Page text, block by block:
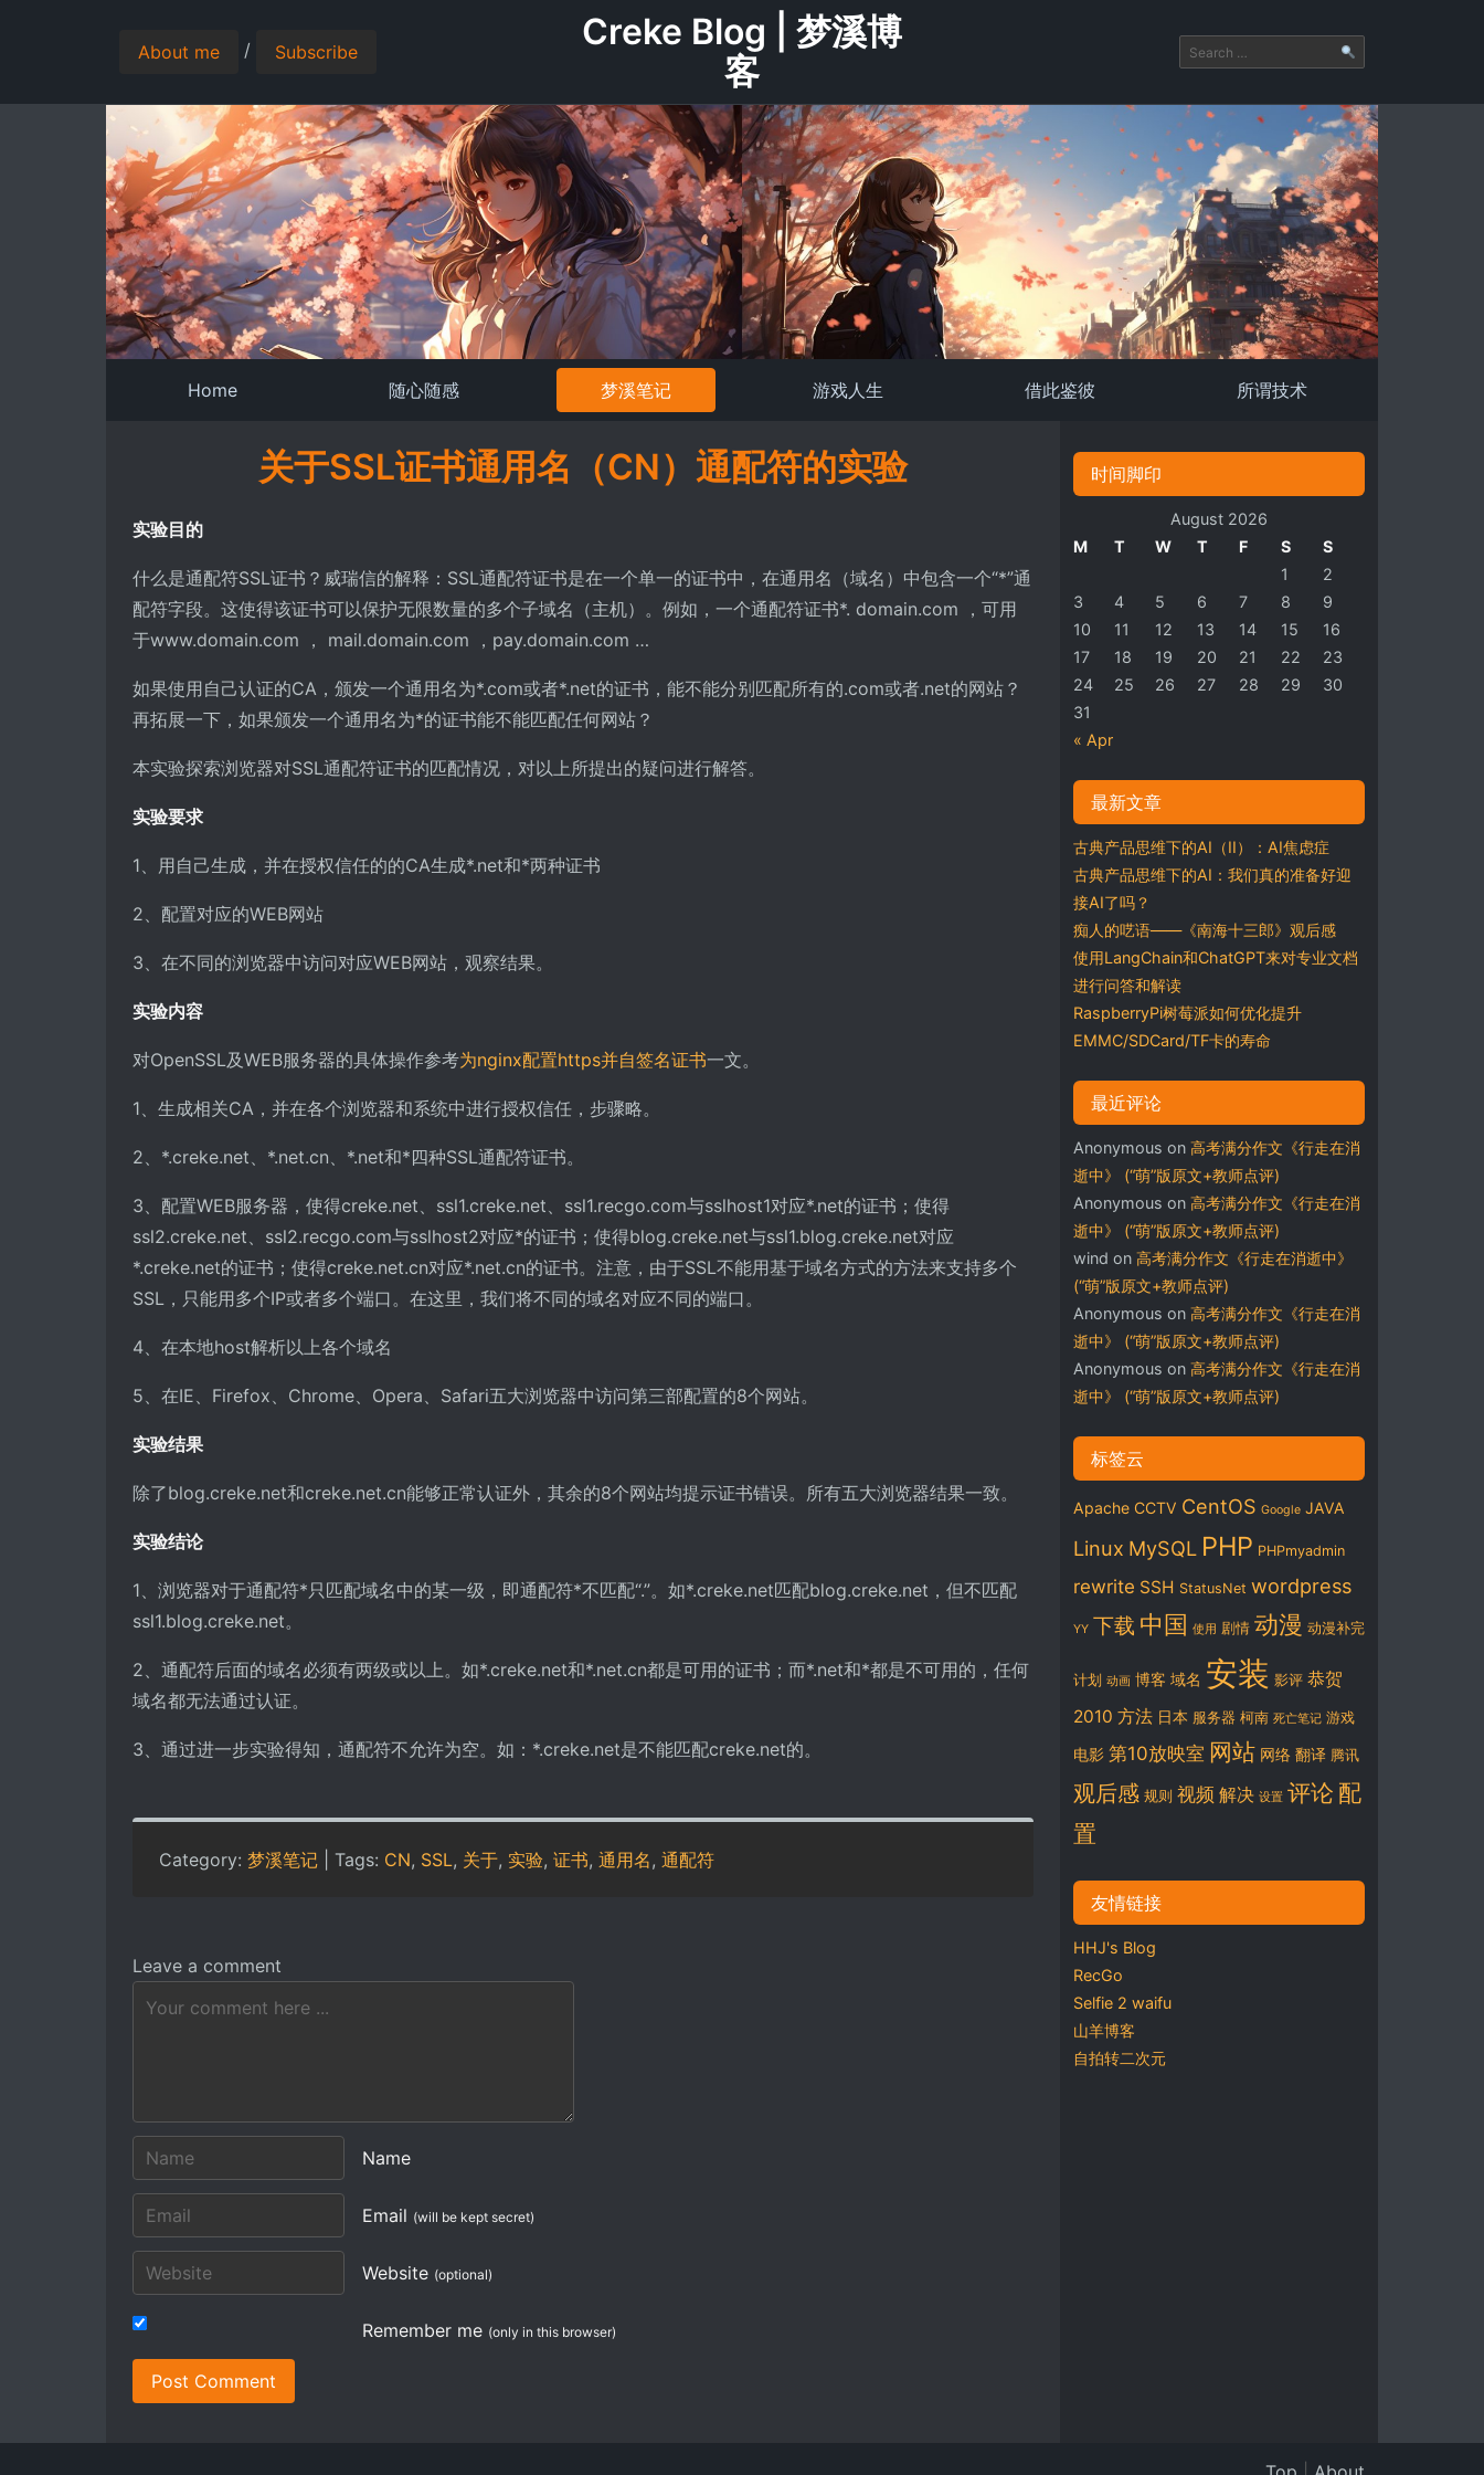
About me / Subscribe
Creke Blog | 梦溪博
客
Home 随心随感 梦溪笔记 游戏人生 借此鉴彼 所谓技术
关于SSL证书通用名（CN）通配符的实验
实验目的
什么是通配符SSL证书？威瑞信的解释：SSL通配符证书是在一个单一的证书中，在通用名（域名）中包含一个“*”通
配符字段。这使得该证书可以保护无限数量的多个子域名（主机）。例如，一个通配符证书*. domain.com ，可用
于www.domain.com ， mail.domain.com ，pay.domain.com …
如果使用自己认证的CA，颁发一个通用名为*.com或者*.net的证书，能不能分别匹配所有的.com或者.net的网站？
再拓展一下，如果颁发一个通用名为*的证书能不能匹配任何网站？
本实验探索浏览器对SSL通配符证书的匹配情况，对以上所提出的疑问进行解答。
实验要求
1、用自己生成，并在授权信任的的CA生成*.net和*两种证书
2、配置对应的WEB网站
3、在不同的浏览器中访问对应WEB网站，观察结果。
实验内容
对OpenSSL及WEB服务器的具体操作参考为nginx配置https并自签名证书一文。
1、生成相关CA，并在各个浏览器和系统中进行授权信任，步骤略。
2、*.creke.net、*.net.cn、*.net和*四种SSL通配符证书。
3、配置WEB服务器，使得creke.net、ssl1.creke.net、ssl1.recgo.com与sslhost1对应*.net的证书；使得
ssl2.creke.net、ssl2.recgo.com与sslhost2对应*的证书；使得blog.creke.net与ssl1.blog.creke.net对应
*.creke.net的证书；使得creke.net.cn对应*.net.cn的证书。注意，由于SSL不能用基于域名方式的方法来支持多个
SSL，只能用多个IP或者多个端口。在这里，我们将不同的域名对应不同的端口。
4、在本地host解析以上各个域名
5、在IE、Firefox、Chrome、Opera、Safari五大浏览器中访问第三部配置的8个网站。
实验结果
除了blog.creke.net和creke.net.cn能够正常认证外，其余的8个网站均提示证书错误。所有五大浏览器结果一致。
实验结论
1、浏览器对于通配符*只匹配域名中的某一级，即通配符*不匹配“.”。如*.creke.net匹配blog.creke.net，但不匹配
ssl1.blog.creke.net。
2、通配符后面的域名必须有两级或以上。如*.creke.net和*.net.cn都是可用的证书；而*.net和*都是不可用的，任何
域名都无法通过认证。
3、通过进一步实验得知，通配符不允许为空。如：*.creke.net是不能匹配creke.net的。
Category: 梦溪笔记 | Tags: CN, SSL, 关于, 实验, 证书, 通用名, 通配符
Leave a comment
Name
Email (will be kept secret)
Website (optional)
Remember me (only in this browser)
Post Comment
时间脚印
August 2026
M
T W T F S S
« Apr
1
2
3
4 5 6 7 8
9
10
11 12 13 14 15
16
17
18 19 20 21 22
23
24
25 26 27 28 29
30
31
最新文章
古典产品思维下的AI（II）：AI焦虑症
古典产品思维下的AI：我们真的准备好迎
接AI了吗？
痴人的呓语——《南海十三郎》观后感
使用LangChain和ChatGPT来对专业文档
进行问答和解读
RaspberryPi树莓派如何优化提升
EMMC/SDCard/TF卡的寿命
最近评论
Anonymous on 高考满分作文《行走在消
逝中》 (“萌”版原文+教师点评)
Anonymous on 高考满分作文《行走在消
逝中》 (“萌”版原文+教师点评)
wind on 高考满分作文《行走在消逝中》
(“萌”版原文+教师点评)
Anonymous on 高考满分作文《行走在消
逝中》 (“萌”版原文+教师点评)
Anonymous on 高考满分作文《行走在消
逝中》 (“萌”版原文+教师点评)
标签云
Apache CCTV CentOS Google JAVA
Linux MySQL PHP PHPmyadmin
rewrite SSH StatusNet wordpress
YY 下载 中国 使用 剧情 动漫 动漫补完
计划 动画 博客 域名 安装 影评 恭贺
2010 方法 日本 服务器 柯南 死亡笔记 游戏
电影 第10放映室 网站 网络 翻译 腾讯
观后感 规则 视频 解决 设置 评论 配
置
友情链接
HHJ's Blog
RecGo
Selfie 2 waifu
山羊博客
自拍转二次元